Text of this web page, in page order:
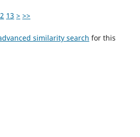
13 > >>
similarity search for this